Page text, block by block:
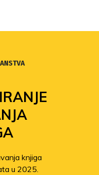
knjiga
u 2025.